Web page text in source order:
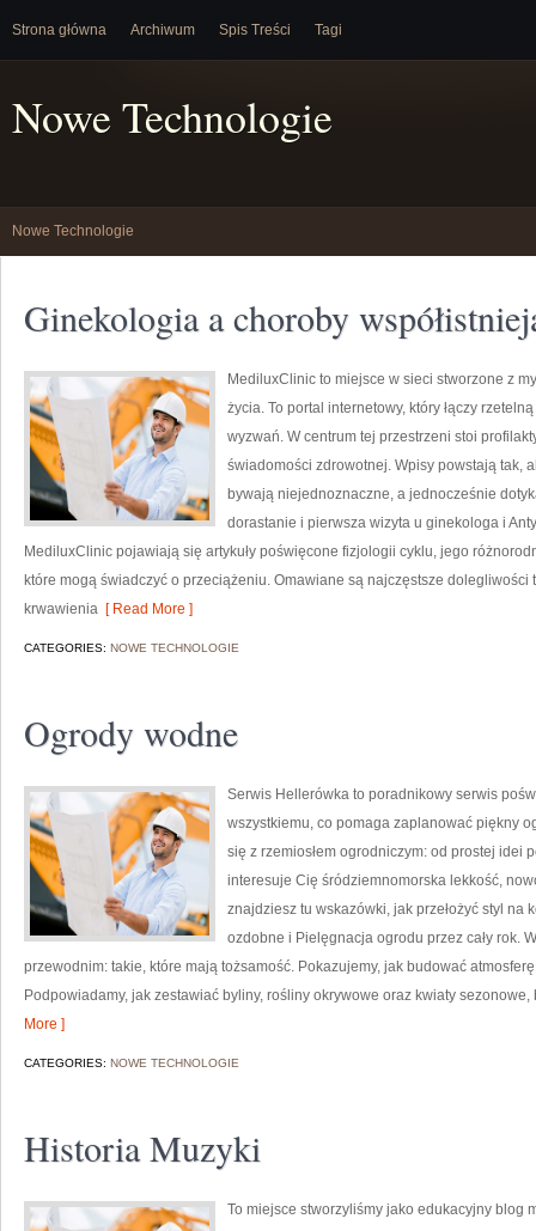
Strona główna Archiwum Spis Treści Tagi
Nowe Technologie
Nowe Technologie
Ginekologia a choroby
MediluxClinic to miejsce w sieci stworzone z
życia. To portal internetowy, który łączy
wyzwań. W centrum tej przestrzeni stoi
świadomości zdrowotnej. Wpisy powstają tak,
bywają niejednoznaczne, a jednocześnie
dorastanie i pierwsza wizyta u ginekologa i
MediluxClinic pojawiają się artykuły poświęcone fizjologii cyklu, jego
które mogą świadczyć o przeciążeniu. Omawiane są najczęstsze
krwawienia [ Read More ]
CATEGORIES: NOWE TECHNOLOGIE
Ogrody wodne
Serwis Hellerówka to poradnikowy serwis
wszystkiemu, co pomaga zaplanować piękny
się z rzemiosłem ogrodniczym: od prostej idei
interesuje Cię śródziemnomorska lekkość,
znajdziesz tu wskazówki, jak przełożyć styl na
ozdobne i Pielęgnacja ogrodu przez cały rok.
przewodnim: takie, które mają tożsamość. Pokazujemy, jak budować
Podpowiadamy, jak zestawiać byliny, rośliny okrywowe oraz kwiaty
More ]
CATEGORIES: NOWE TECHNOLOGIE
Historia Muzyki
To miejsce stworzyliśmy jako edukacyjny blog